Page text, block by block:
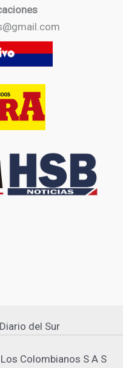
del Sur
Colombianos S A S